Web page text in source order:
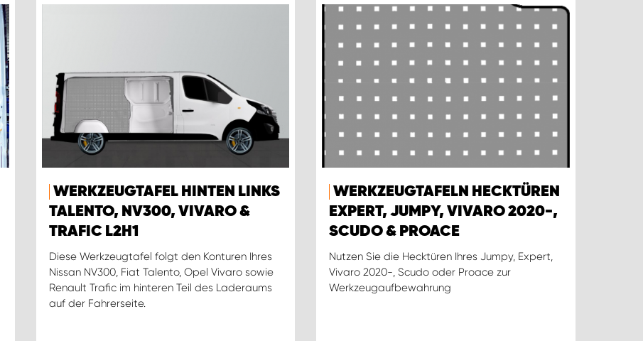
WERKZEUGTAFEL HINTEN LINKS
TALENTO, NV300, VIVARO &
TRAFIC L2H1
Diese Werkzeugtafel folgt den Konturen Ihres
Nissan NV300, Fiat Talento, Opel Vivaro sowie
Renault Trafic im hinteren Teil des Laderaums
auf der Fahrerseite.
WERKZEUGTAFELN HECKTÜREN
EXPERT, JUMPY, VIVARO 2020-,
SCUDO & PROACE
Nutzen Sie die Hecktüren Ihres Jumpy, Expert,
Vivaro 2020-, Scudo oder Proace zur
Werkzeugaufbewahrung